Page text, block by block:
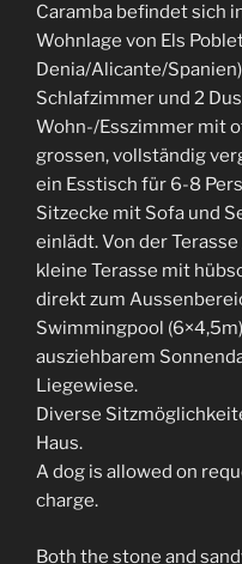
Caramba befindet sich
Wohnlage von Els
Denia/Alicante/
Schlafzimmer und 2
Wohn-/Esszimmer mit
grossen, vollständig
ein Esstisch für 6-8
Sitzecke mit Sofa und
einlädt. Von der
kleine Terasse mit
direkt zum
Swimmingpool
ausziehbarem
Liegewiese.
Diverse
Haus.
A dog is allowed on
charge.
Both the stone and